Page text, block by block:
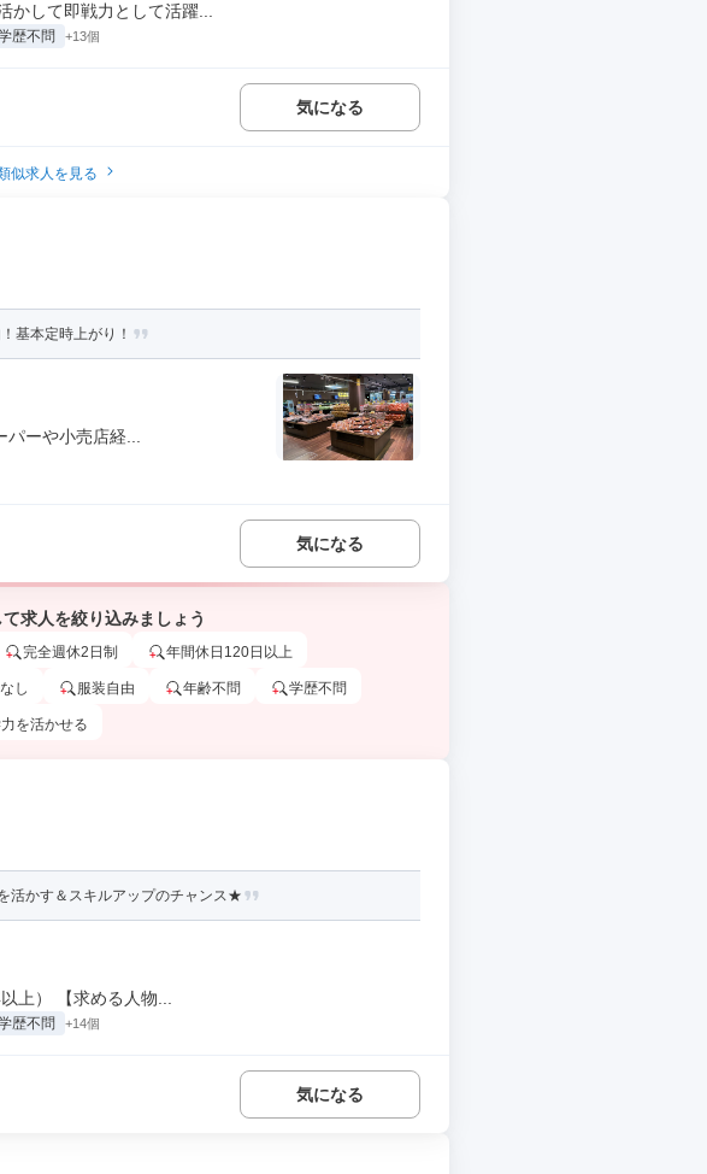
して即戦力として活躍...
歴不問 +13個
気になる
似求人を見る
基本定時上がり！
ーや小売店経...
気になる
求人を絞り込みましょう
完全週休2日制 年間休日120日以上
し 服装自由 年齢不問 学歴不問
を活かせる
活かす＆スキルアップのチャンス★
上） 【求める人物...
歴不問 +14個
気になる